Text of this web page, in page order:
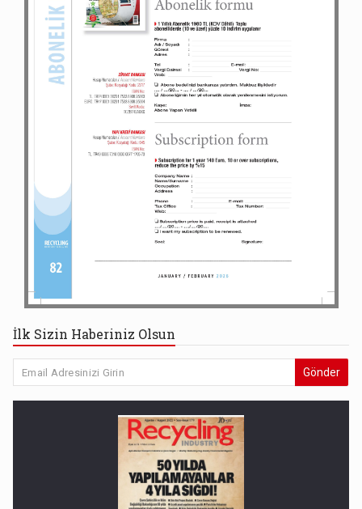
İlk Sizin Haberiniz Olsun
Gönder